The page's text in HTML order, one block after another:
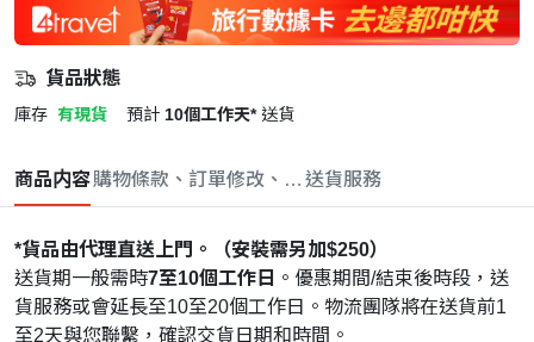
貨品狀態
庫存 有現貨 預計 10個工作天* 送貨
商品内容購物條款、訂單修改、取消與退款政策
送貨服務
*貨品由代理直送上門。（安裝需另加$250）
送貨期一般需時7至10個工作日 。優惠期間/結束後時段，送
貨服務或會延長至10至20個工作日。物流團隊將在送貨前1
至2天與您聯繫，確認交貨日期和時間。